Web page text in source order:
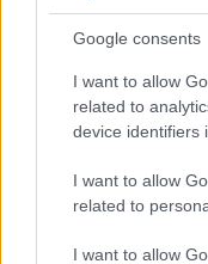
Google consents
I want to allow
related to
device identifiers
I want to allow
related to
I want to allow